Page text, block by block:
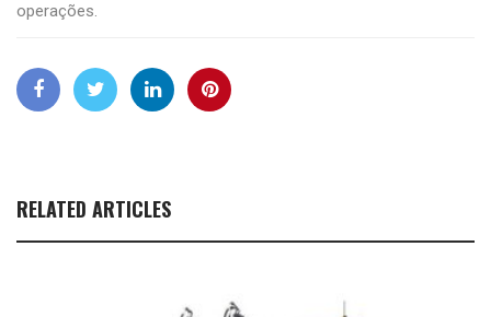
operações.
RELATED ARTICLES